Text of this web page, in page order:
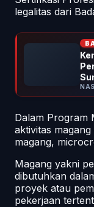
legalitas dari
Dalam Program
aktivitas
magang,
Magang yakni
dibutuhkan
proyek atau
pekerjaan